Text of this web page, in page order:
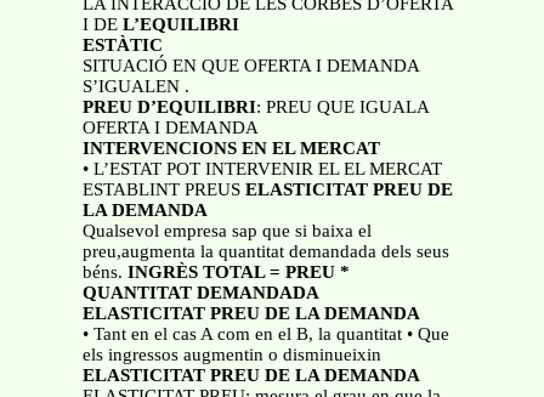
LA INTERACCIÓ DE LES CORBES D’OFERTA
I DE L’EQUILIBRI
ESTÀTIC
SITUACIÓ EN QUE OFERTA I DEMANDA
S’IGUALEN .
PREU D’EQUILIBRI: PREU QUE IGUALA
OFERTA I DEMANDA
INTERVENCIONS EN EL MERCAT
• L’ESTAT POT INTERVENIR EL EL MERCAT
ESTABLINT PREUS ELASTICITAT PREU DE
LA DEMANDA
Qualsevol empresa sap que si baixa el
preu,augmenta la quantitat demandada dels seus
béns. INGRÈS TOTAL = PREU *
QUANTITAT DEMANDADA
ELASTICITAT PREU DE LA DEMANDA
• Tant en el cas A com en el B, la quantitat • Que
els ingressos augmentin o disminueixin
ELASTICITAT PREU DE LA DEMANDA